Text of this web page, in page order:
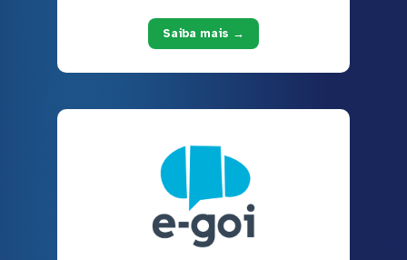
Saiba mais →